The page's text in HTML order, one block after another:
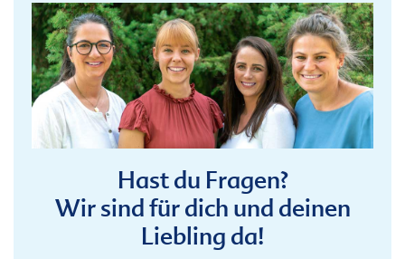
Hast du Fragen?
Wir sind für dich und deinen
Liebling da!